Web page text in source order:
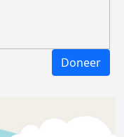
Doneer